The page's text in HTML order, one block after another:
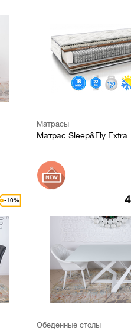
-10%
Матрасы
Матрас Sleep&Fly Extra
Обеденные столы